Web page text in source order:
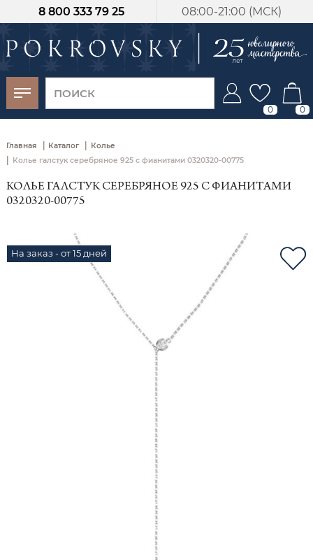
08:00-21:00 (МСК)
8 800 333 79 25
0 0
Главная | Каталог | Колье
| Колье галстук серебряное 925 с фианитами 0320320-00775
КОЛЬЕ ГАЛСТУК СЕРЕБРЯНОЕ 925 С ФИАНИТАМИ
0320320-00775
На заказ - от 15 дней
-30%
от 15 дней с
момента оплаты